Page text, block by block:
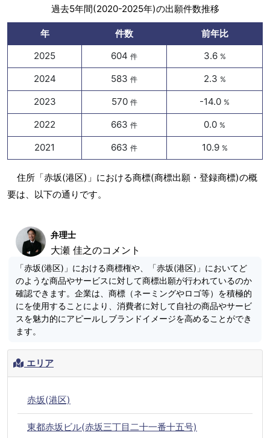
過去5年間(2020-2025年)の出願件数推移
年 件数
前年比
2025
604 件 3.6 %
2024 583 件 2.3 %
2023 570 件 -14.0 %
2022 663 件 0.0 %
2021 663 件 10.9 %
住所「赤坂(港区)」における商標(商標出願・登録商標)の概
要は、以下の通りです。
弁理士
大瀬 佳之のコメント
「赤坂(港区)」における商標権や、「赤坂(港区)」においてど
のような商品やサービスに対して商標出願が行われているのか
確認できます。企業は、商標（ネーミングやロゴ等）を積極的
にを使用することにより、消費者に対して自社の商品やサービ
スを魅力的にアピールしブランドイメージを高めることができ
ます。
エリア
赤坂(港区)
東都赤坂ビル(赤坂三丁目二十一番十五号)